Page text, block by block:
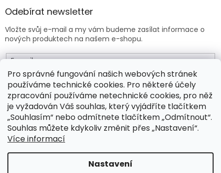
Pro správné fungování našich webových stránek
používáme technické cookies. Pro některé účely
zpracování používáme netechnické cookies, pro něž
je vyžadován Váš souhlas, který vyjádříte tlačítkem
„Souhlasím“ nebo odmítnete tlačítkem „Odmítnout“.
Souhlas můžete kdykoliv změnit přes „Nastavení“.
Více informací
Nastavení
Odebírat newsletter
Vložte svůj e-mail a my vám budeme zasílat informace o
nových produktech na našem e-shopu.
E-mail
Vložením e-mailu souhlasíte sobchodními podmínkami .
PŘIHLÁSIT SE
Vytvořil Shoptet Premium